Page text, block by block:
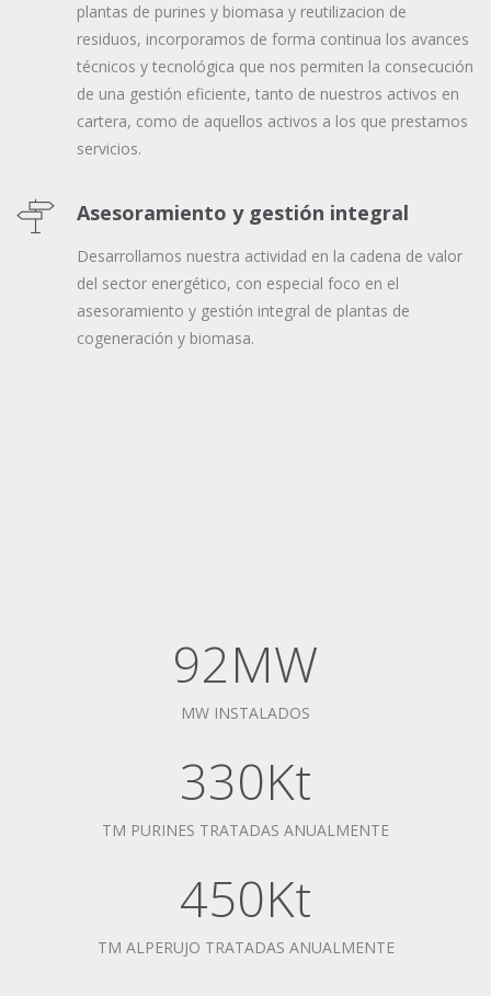
plantas de purines y biomasa y reutilizacion de
residuos, incorporamos de forma continua los avances
técnicos y tecnológica que nos permiten la consecución
de una gestión eficiente, tanto de nuestros activos en
cartera, como de aquellos activos a los que prestamos
servicios.
Asesoramiento y gestión integral
Desarrollamos nuestra actividad en la cadena de valor
del sector energético, con especial foco en el
asesoramiento y gestión integral de plantas de
cogeneración y biomasa.
92MW
MW INSTALADOS
330Kt
TM PURINES TRATADAS ANUALMENTE
450Kt
TM ALPERUJO TRATADAS ANUALMENTE